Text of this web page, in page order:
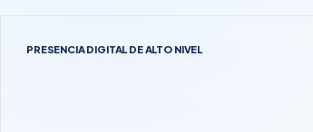
PRESENCIA DIGITAL DE ALTO NIVEL